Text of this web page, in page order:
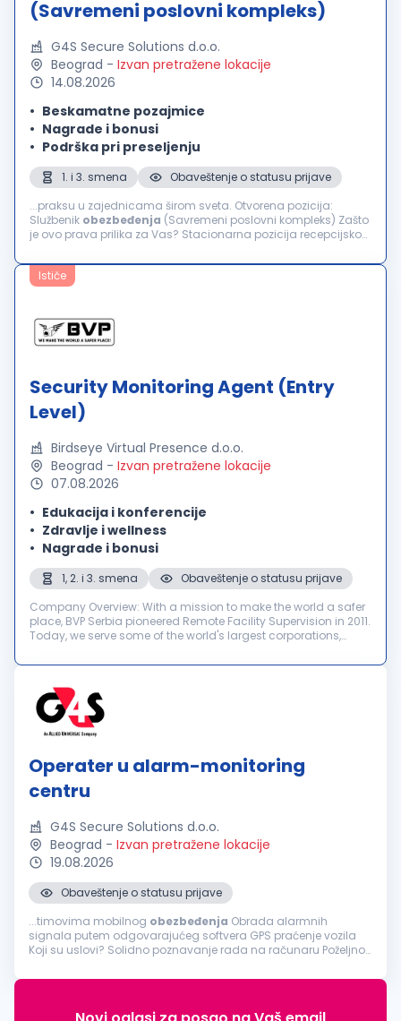
(Savremeni poslovni kompleks)
G4S Secure Solutions d.o.o.
Beograd - Izvan pretražene lokacije
14.08.2026
Beskamatne pozajmice
Nagrade i bonusi
Podrška pri preseljenju
1. i 3. smena
Obaveštenje o statusu prijave
...praksu u zajednicama širom sveta. Otvorena pozicija:
Službenik obezbeđenja (Savremeni poslovni kompleks) Zašto
je ovo prava prilika za Vas? Stacionarna pozicija recepcijskog
potrebu...
Ističe
Security Monitoring Agent (Entry
Level)
Birdseye Virtual Presence d.o.o.
Beograd - Izvan pretražene lokacije
07.08.2026
Edukacija i konferencije
Zdravlje i wellness
Nagrade i bonusi
1, 2. i 3. smena
Obaveštenje o statusu prijave
Company Overview: With a mission to make the world a safer
place, BVP Serbia pioneered Remote Facility Supervision in 2011.
Today, we serve some of the world's largest corporations,
support...
Operater u alarm-monitoring
centru
G4S Secure Solutions d.o.o.
Beograd - Izvan pretražene lokacije
19.08.2026
Obaveštenje o statusu prijave
...timovima mobilnog obezbeđenja Obrada alarmnih
signala putem odgovarajućeg softvera GPS praćenje vozila
Koji su uslovi? Solidno poznavanje rada na računaru Poželjno
tima: Mogućnost...